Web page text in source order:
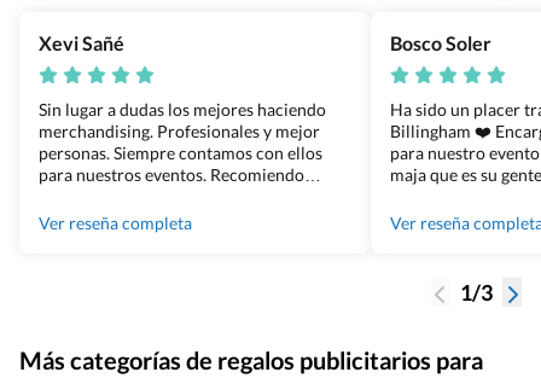
Xevi Sañé
Sin lugar a dudas los mejores haciendo
merchandising. Profesionales y mejor
personas. Siempre contamos con ellos
para nuestros eventos. Recomiendo
Ver reseña completa
Bosco Soler
Ha sido un placer
Billingham ❤️
para nuestro
maja que es su
100%
Ver reseña
1/3
Más categorías de regalos publicitarios para